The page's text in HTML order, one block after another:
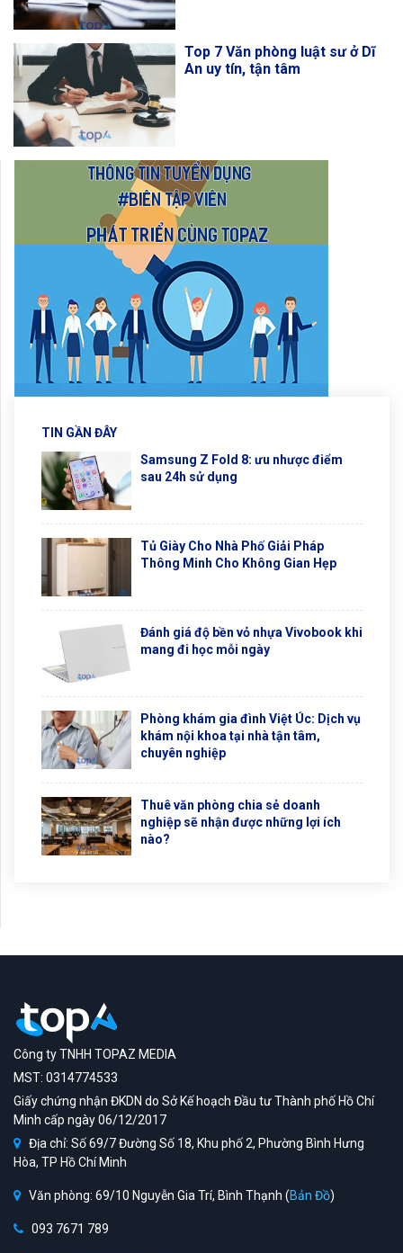
Top 7 Văn phòng luật sư ở Dĩ
An uy tín, tận tâm
TIN GẦN ĐÂY
Samsung Z Fold 8: ưu nhược điểm
sau 24h sử dụng
Tủ Giày Cho Nhà Phố Giải Pháp
Thông Minh Cho Không Gian Hẹp
Đánh giá độ bền vỏ nhựa Vivobook khi
mang đi học mỗi ngày
Phòng khám gia đình Việt Úc: Dịch vụ
khám nội khoa tại nhà tận tâm,
chuyên nghiệp
Thuê văn phòng chia sẻ doanh
nghiệp sẽ nhận được những lợi ích
nào?
Công ty TNHH TOPAZ MEDIA
MST: 0314774533
Giấy chứng nhận ĐKDN do Sở Kế hoạch Đầu tư Thành phố Hồ Chí
Minh cấp ngày 06/12/2017
Địa chỉ: Số 69/7 Đường Số 18, Khu phố 2, Phường Bình Hưng
Hòa, TP Hồ Chí Minh
Văn phòng: 69/10 Nguyễn Gia Trí, Bình Thạnh (Bản Đồ)
093 7671 789